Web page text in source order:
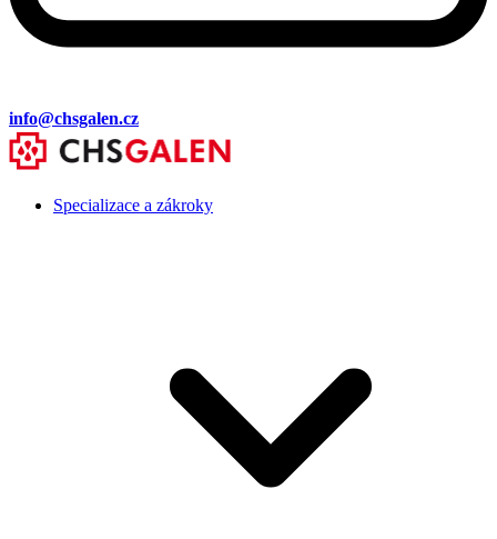
info@chsgalen.cz
Specializace a zákroky